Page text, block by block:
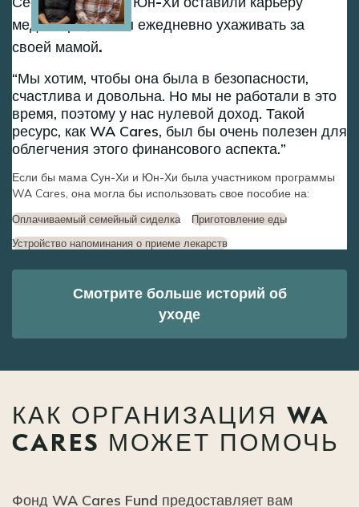
медсестры, чтобы ежедневно ухаживать за
своей мамой.
Мы хотим, чтобы она была в безопасности,
счастлива и довольна. Но мы не работали в это
время, поэтому у нас нулевой доход. Такой
ресурс, как WA Cares, был бы очень полезен для
облегчения этого финансового аспекта.
Если бы мама Сун-Хи и Юн-Хи была участником программы
WA Cares, она могла бы использовать свое пособие на:
Оплачиваемый семейный сиделка
Приготовление еды
Устройство напоминания о приеме лекарств
Смотрите больше историй об
уходе
КАК ОРГАНИЗАЦИЯ WA
CARES МОЖЕТ ПОМОЧЬ
Фонд WA Cares Fund предоставляет вам